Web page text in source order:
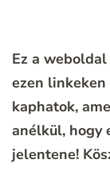
Ez a
ezen
kaphatok,
anélkül, hogy
jelentene!